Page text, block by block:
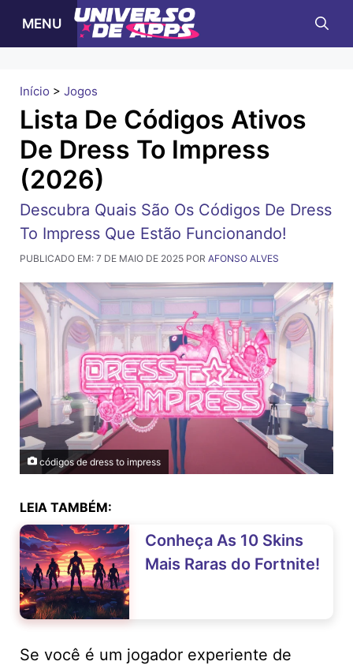
para
conteúdo
MENU
Início > Jogos
Lista De Códigos Ativos
De Dress To Impress
(2026)
Descubra Quais São Os Códigos De Dress
To Impress Que Estão Funcionando!
PUBLICADO EM: 7 DE MAIO DE 2025 POR AFONSO ALVES
códigos de dress to impress
LEIA TAMBÉM:
Conheça As 10 Skins
Mais Raras do Fortnite!
Se você é um jogador experiente de